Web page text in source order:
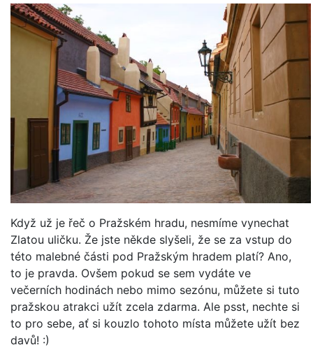
Když už je řeč o Pražském hradu, nesmíme vynechat
Zlatou uličku. Že jste někde slyšeli, že se za vstup do
této malebné části pod Pražským hradem platí? Ano,
to je pravda. Ovšem pokud se sem vydáte ve
večerních hodinách nebo mimo sezónu, můžete si tuto
pražskou atrakci užít zcela zdarma. Ale psst, nechte si
to pro sebe, ať si kouzlo tohoto místa můžete užít bez
davů! :)